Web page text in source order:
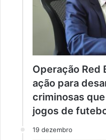
Operação Red
ação para
criminosas
jogos de
19 dezembro